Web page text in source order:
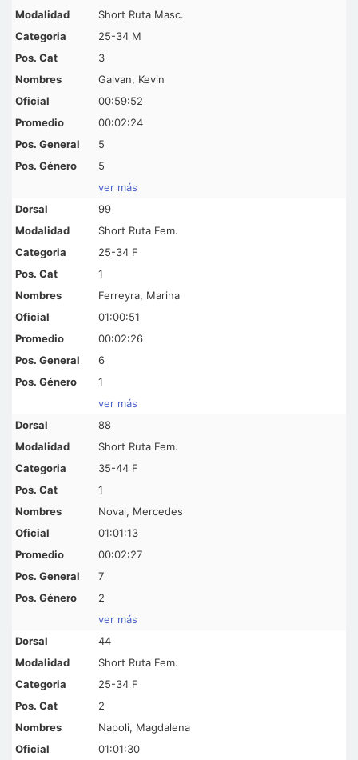
Short Ruta Masc.
25-34 M
3
Galvan, Kevin
00:59:52
00:02:24
5
5
ver más
99
Short Ruta Fem.
25-34 F
1
Ferreyra, Marina
01:00:51
00:02:26
6
1
ver más
88
Short Ruta Fem.
35-44 F
1
Noval, Mercedes
01:01:13
00:02:27
7
2
ver más
44
Short Ruta Fem.
25-34 F
2
Napoli, Magdalena
01:01:30